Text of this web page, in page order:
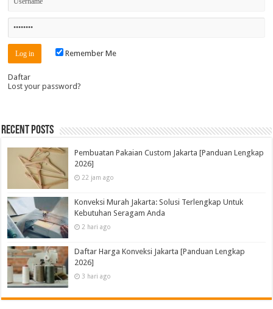
Remember Me
Daftar
Lost your password?
Recent Posts
Pembuatan Pakaian Custom Jakarta [Panduan Lengkap
2026]
22 jam ago
Konveksi Murah Jakarta: Solusi Terlengkap Untuk
Kebutuhan Seragam Anda
2 hari ago
Daftar Harga Konveksi Jakarta [Panduan Lengkap
2026]
3 hari ago